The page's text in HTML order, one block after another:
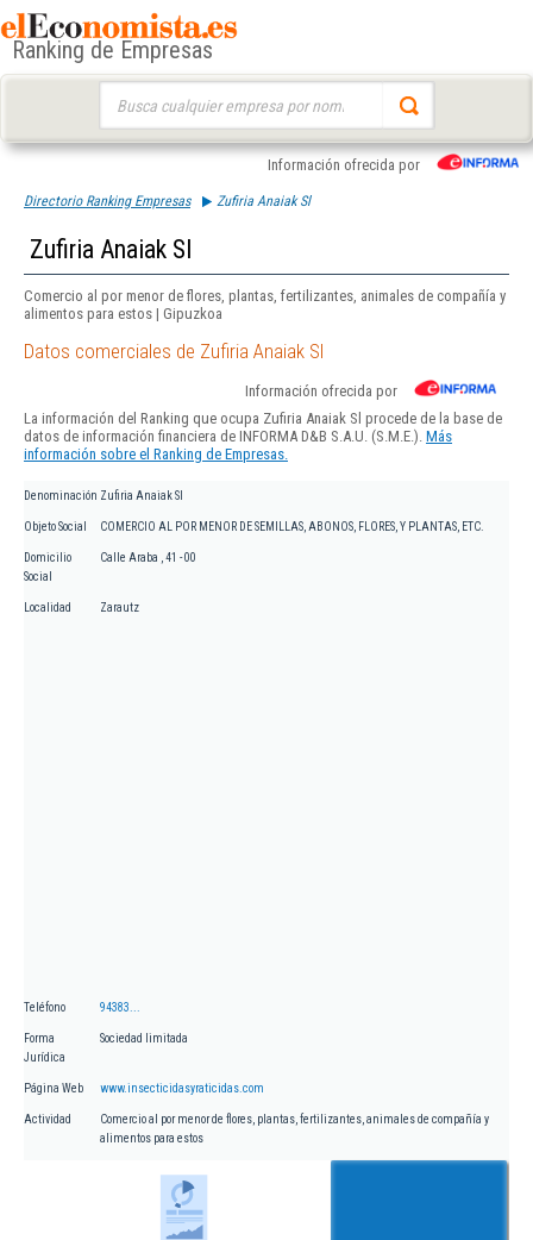
Ranking de Empresas
Información ofrecida por
Directorio Ranking Empresas Zufiria Anaiak Sl
Zufiria Anaiak Sl
Comercio al por menor de flores, plantas, fertilizantes, animales de compañía y
alimentos para estos | Gipuzkoa
Datos comerciales de Zufiria Anaiak Sl
Información ofrecida por
La información del Ranking que ocupa Zufiria Anaiak Sl procede de la base de
datos de información financiera de INFORMA D&B S.A.U. (S.M.E.). Más
información sobre el Ranking de Empresas.
Denominación Zufiria Anaiak Sl
Objeto Social COMERCIO AL POR MENOR DE SEMILLAS, ABONOS, FLORES, Y PLANTAS, ETC.
Domicilio
Social
Calle Araba , 41 - 00
Localidad Zarautz
Teléfono 94383...
Forma
Jurídica
Sociedad limitada
Página Web www.insecticidasyraticidas.com
Actividad
Comercio al por menor de flores, plantas, fertilizantes, animales de compañía y
alimentos para estos